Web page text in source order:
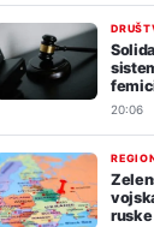
20:06